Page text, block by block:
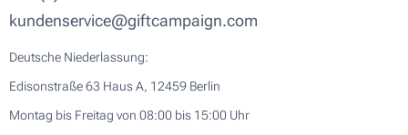
kundenservice@giftcampaign.com
Deutsche Niederlassung:
Edisonstraße 63 Haus A, 12459 Berlin
Montag bis Freitag von 08:00 bis 15:00 Uhr